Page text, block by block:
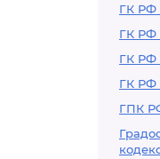
ГК РФ
ГК РФ
ГК РФ
ГК РФ
ГПК